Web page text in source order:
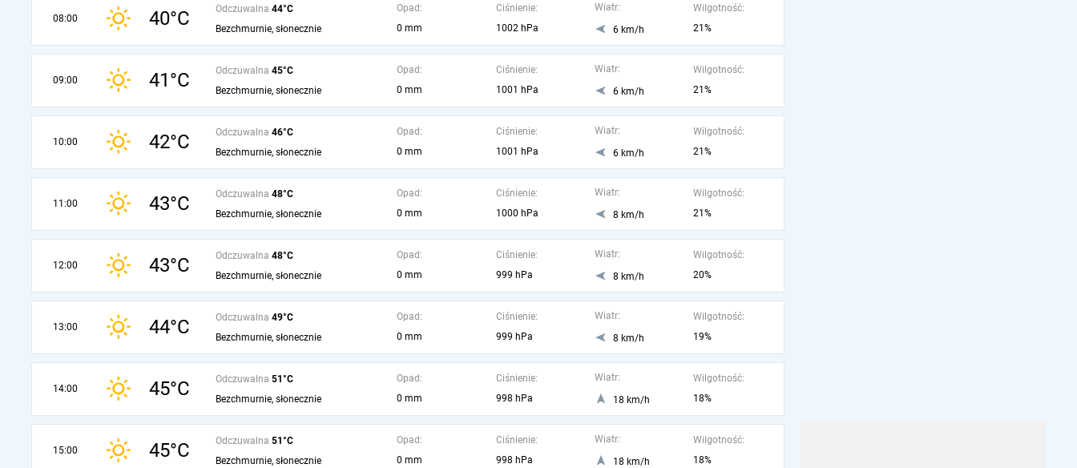
08:00 40°C Odczuwalna 44°C
Bezchmurnie, słonecznie
Opad:
0 mm
Ciśnienie:
1002 hPa
Wiatr:
6 km/h
Wilgotność:
21%
09:00 41°C Odczuwalna 45°C
Bezchmurnie, słonecznie
Opad:
0 mm
Ciśnienie:
1001 hPa
Wiatr:
6 km/h
Wilgotność:
21%
10:00 42°C Odczuwalna 46°C
Bezchmurnie, słonecznie
Opad:
0 mm
Ciśnienie:
1001 hPa
Wiatr:
6 km/h
Wilgotność:
21%
11:00 43°C Odczuwalna 48°C
Bezchmurnie, słonecznie
Opad:
0 mm
Ciśnienie:
1000 hPa
Wiatr:
8 km/h
Wilgotność:
21%
12:00 43°C Odczuwalna 48°C
Bezchmurnie, słonecznie
Opad:
0 mm
Ciśnienie:
999 hPa
Wiatr:
8 km/h
Wilgotność:
20%
13:00 44°C Odczuwalna 49°C
Bezchmurnie, słonecznie
Opad:
0 mm
Ciśnienie:
999 hPa
Wiatr:
8 km/h
Wilgotność:
19%
14:00 45°C Odczuwalna 51°C
Bezchmurnie, słonecznie
Opad:
0 mm
Ciśnienie:
998 hPa
Wiatr:
18 km/h
Wilgotność:
18%
15:00 45°C Odczuwalna 51°C
Bezchmurnie, słonecznie
Opad:
0 mm
Ciśnienie:
998 hPa
Wiatr:
18 km/h
Wilgotność:
18%